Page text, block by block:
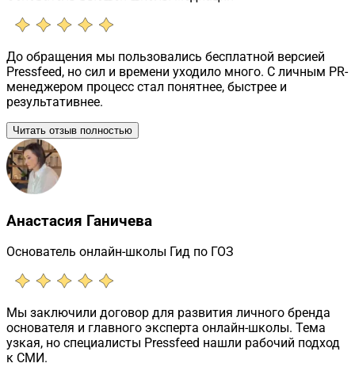
До обращения мы пользовались бесплатной версией
Pressfeed, но сил и времени уходило много. С личным PR-
менеджером процесс стал понятнее, быстрее и
результативнее.
Читать отзыв полностью
Анастасия Ганичева
Основатель онлайн-школы Гид по ГОЗ
Мы заключили договор для развития личного бренда
основателя и главного эксперта онлайн-школы. Тема
узкая, но специалисты Pressfeed нашли рабочий подход
к СМИ.